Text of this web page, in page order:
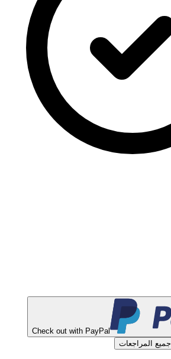
Check out with PayPal
جميع المراجعات